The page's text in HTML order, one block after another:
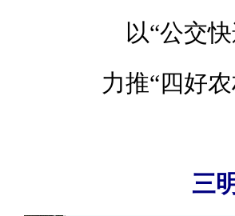
以“公交
力推“四好
三